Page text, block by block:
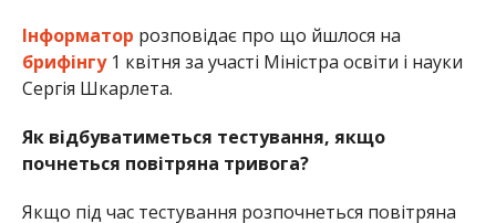
Інформатор розповідає про що йшлося на
брифінгу1 квітня за участі Міністра освіти і науки
Сергія Шкарлета.
Як відбуватиметься тестування, якщо
почнеться повітряна тривога?
Якщо під час тестування розпочнеться повітряна